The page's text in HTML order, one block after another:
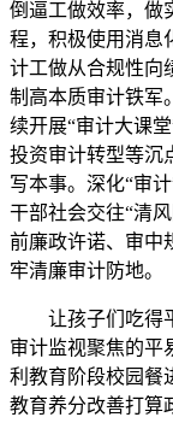
倒逼工做效率，做
程，积极使用消息
计工做从合规性向
制高本质审计铁军
续开展“审计大课
投资审计转型等沉
写本事。深化“审
干部社会交往“清
前廉政许诺、审中
牢清廉审计防地。
让孩子们吃得平
审计监视聚焦的平
利教育阶段校园餐
教育养分改善打算